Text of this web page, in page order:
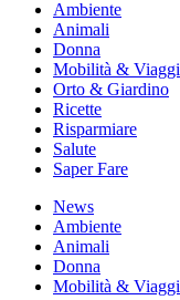
Ambiente
Animali
Donna
Mobilità & Viaggi
Orto & Giardino
Ricette
Risparmiare
Salute
Saper Fare
News
Ambiente
Animali
Donna
Mobilità & Viaggi